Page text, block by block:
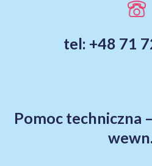
tel: +48 71
Pomoc techniczna